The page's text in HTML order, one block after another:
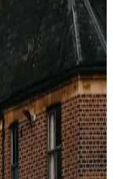
liefert
Support.
mit Mobile-
echte